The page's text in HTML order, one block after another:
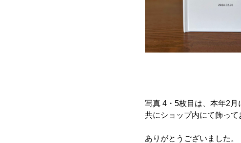
写真 4・5枚目は、本年2月
共にショップ内にて飾って
ありがとうございました。